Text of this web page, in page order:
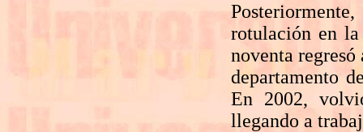
rotulación en
noventa
departamento
En 2002,
llegando a